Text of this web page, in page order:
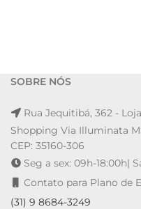
SOBRE NÓS
Rua Jequitibá, 362 -
Shopping Via Illuminata
CEP: 35160-306
Seg a sex: 09h-18:00h|
Contato para Plano de
(31) 9 8684-3249